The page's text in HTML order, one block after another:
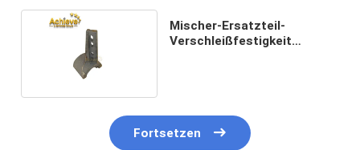
Mischer-Ersatzteil-
Verschleißfestigkeit
Fortsetzen